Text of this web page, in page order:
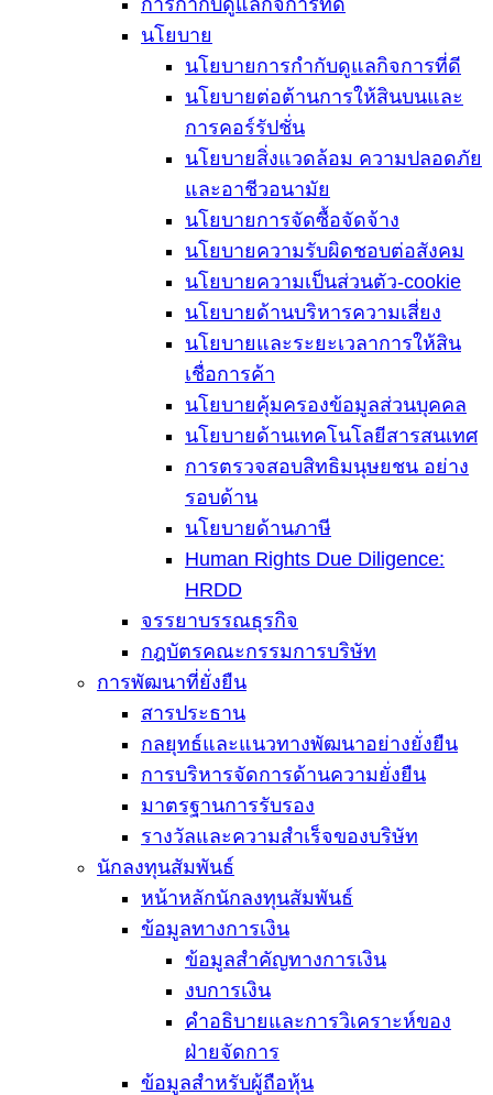
นโยบาย
นโยบายการกำกับดูแลกิจการที่ดี
นโยบายต่อต้านการให้สินบนและ
การคอร์รัปชั่น
นโยบายสิ่งแวดล้อม ความปลอดภัย
และอาชีวอนามัย
นโยบายการจัดซื้อจัดจ้าง
นโยบายความรับผิดชอบต่อสังคม
นโยบายความเป็นส่วนตัว-cookie
นโยบายด้านบริหารความเสี่ยง
นโยบายและระยะเวลาการให้สิน
เชื่อการค้า
นโยบายคุ้มครองข้อมูลส่วนบุคคล
นโยบายด้านเทคโนโลยีสารสนเทศ
การตรวจสอบสิทธิมนุษยชน อย่าง
รอบด้าน
นโยบายด้านภาษี
Human Rights Due Diligence:
HRDD
จรรยาบรรณธุรกิจ
กฎบัตรคณะกรรมการบริษัท
การพัฒนาที่ยั่งยืน
สารประธาน
กลยุทธ์และแนวทางพัฒนาอย่างยั่งยืน
การบริหารจัดการด้านความยั่งยืน
มาตรฐานการรับรอง
รางวัลและความสำเร็จของบริษัท
นักลงทุนสัมพันธ์
หน้าหลักนักลงทุนสัมพันธ์
ข้อมูลทางการเงิน
ข้อมูลสำคัญทางการเงิน
งบการเงิน
คำอธิบายและการวิเคราะห์ของ
ฝ่ายจัดการ
ข้อมูลสำหรับผู้ถือหุ้น